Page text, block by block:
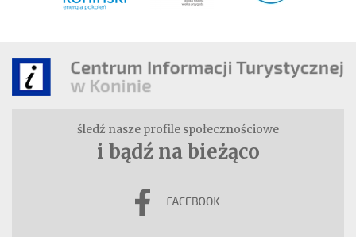
śledź nasze profile społecznościowe
i bądź na bieżąco